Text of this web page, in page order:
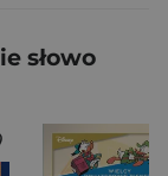
słowo